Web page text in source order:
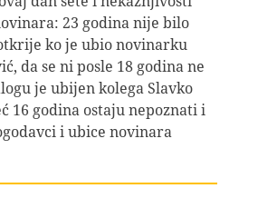
23 godina nije bilo
ko je ubio novinarku
da se ni posle 18 godina ne
je ubijen kolega Slavko
16 godina ostaju nepoznati i
i ubice novinara